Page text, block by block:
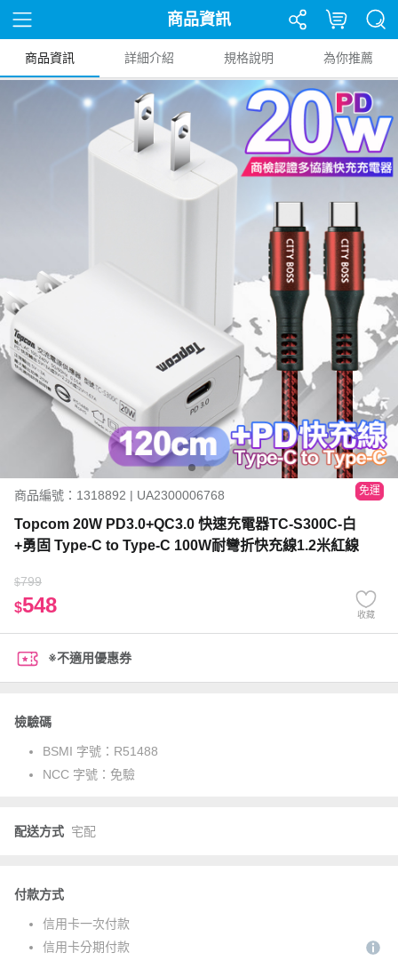
商品資訊
商品資訊 詳細介紹 規格說明 為你推薦
商品編號：1318892 | UA2300006768 免運
Topcom 20W PD3.0+QC3.0 快速充電器TC-S300C-白
+勇固 Type-C to Type-C 100W耐彎折快充線1.2米紅線
$799
$548 收藏
※不適用優惠券
檢驗碼
BSMI 字號： R51488
NCC 字號： 免驗
配送方式 宅配
付款方式
信用卡一次付款
信用卡分期付款